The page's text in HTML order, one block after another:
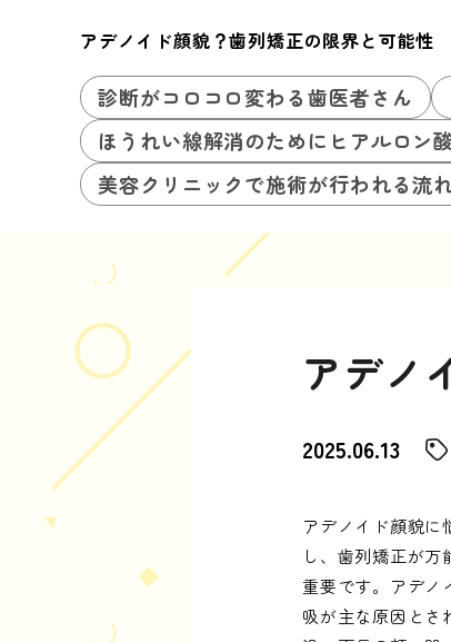
アデノイド顔貌？歯列矯正の限界と可能性
診断がコロコロ変わる歯医者さん
ほうれい線解消のためにヒアルロン
美容クリニックで施術が行われる流
アデノ
2025.06.13
アデノイド顔貌に
し、歯列矯正が
重要です。アデノ
吸が主な原因とさ